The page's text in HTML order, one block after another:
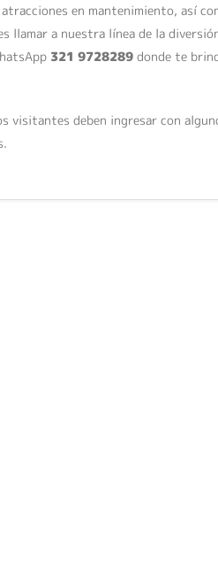
en mantenimiento, así
llamar a nuestra línea de la
321 9728289donde te
visitantes deben ingresar con